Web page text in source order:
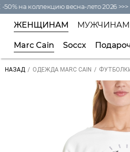
на коллекцию весна-лето 2026 >>>
ЖЕНЩИНАМ МУЖЧИНАМ
Marc Cain Soccx
НАЗАД / ОДЕЖДА MARC CAIN / ФУТБОЛКИ